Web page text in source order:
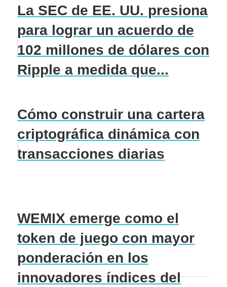
La SEC de EE. UU. presiona
para lograr un acuerdo de
102 millones de dólares con
Ripple a medida que...
Cómo construir una cartera
criptográfica dinámica con
transacciones diarias
WEMIX emerge como el
token de juego con mayor
ponderación en los
innovadores índices del